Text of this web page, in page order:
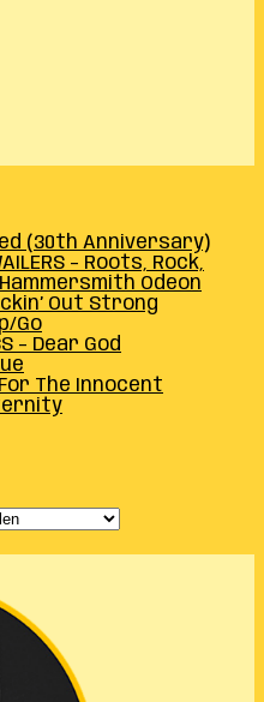
(30th Anniversary)
– Roots, Rock,
Odeon
Out Strong
Go
– Dear God
For The Innocent